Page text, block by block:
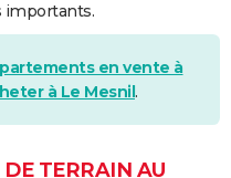
importants.
en vente à
à Le Mesnil.
TERRAIN AU